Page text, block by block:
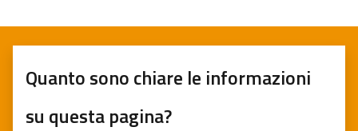
Quanto sono chiare le informazioni
su questa pagina?